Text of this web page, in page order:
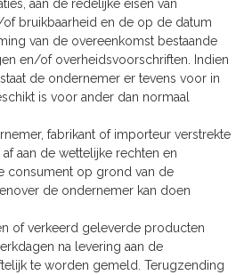
aan de redelijke eisen van
bruikbaarheid en de op de datum
van de overeenkomst bestaande
en/of overheidsvoorschriften. Indien
de ondernemer er tevens voor in
is voor ander dan normaal
fabrikant of importeur verstrekte
aan de wettelijke rechten en
consument op grond van de
de ondernemer kan doen
of verkeerd geleverde producten
na levering aan de
te worden gemeld. Terugzending